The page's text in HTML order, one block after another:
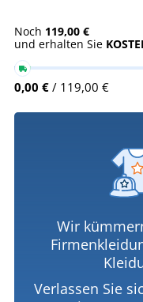
Noch 119,00 €
und erhalten Sie
0,00 € / 119,00 €
Wir
Verlassen Sie